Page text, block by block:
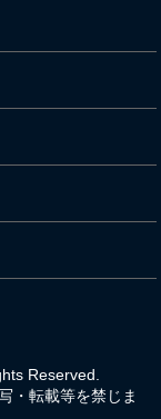
Reserved.
・転載等を禁じま